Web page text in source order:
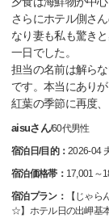
さらにホテル側さ
なり妻も私も驚き
一日でした。
担当の名前は解ら
です。本当にあり
紅葉の季節に再度
aisuさん/60代男性
宿泊日/目的：2026-04
宿泊価格帯： 17,001～
宿泊プラン：
【じゃ
☆】ホテル日の出岬基